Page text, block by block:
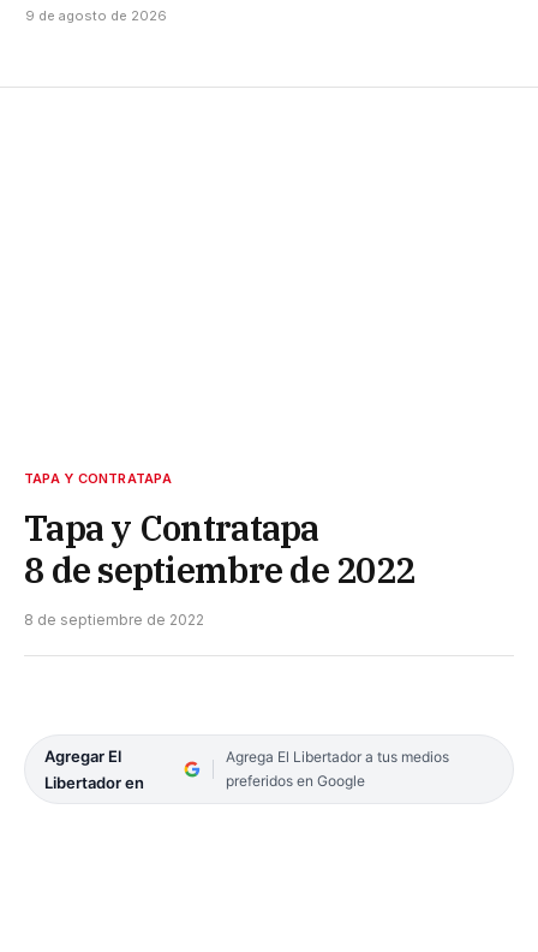
9 de agosto de 2026
TAPA Y CONTRATAPA
Tapa y Contratapa
8 de septiembre de 2022
8 de septiembre de 2022
Agregar El
Libertador en
Agrega El Libertador a tus medios
preferidos en Google